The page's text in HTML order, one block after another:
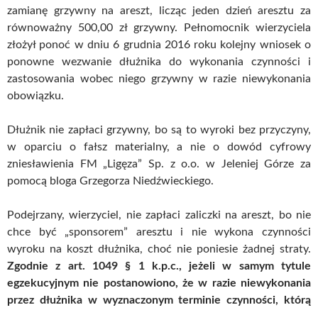
zamianę grzywny na areszt, licząc jeden dzień aresztu za
równoważny 500,00 zł grzywny. Pełnomocnik wierzyciela
złożył ponoć w dniu 6 grudnia 2016 roku kolejny wniosek o
ponowne wezwanie dłużnika do wykonania czynności i
zastosowania wobec niego grzywny w razie niewykonania
obowiązku.
Dłużnik nie zapłaci grzywny, bo są to wyroki bez przyczyny,
w oparciu o fałsz materialny, a nie o dowód cyfrowy
zniesławienia FM „Ligęza” Sp. z o.o. w Jeleniej Górze za
pomocą bloga Grzegorza Niedźwieckiego.
Podejrzany, wierzyciel, nie zapłaci zaliczki na areszt, bo nie
chce być „sponsorem” aresztu i nie wykona czynności
wyroku na koszt dłużnika, choć nie poniesie żadnej straty.
Zgodnie z art. 1049 § 1 k.p.c., jeżeli w samym tytule
egzekucyjnym nie postanowiono, że w razie niewykonania
przez dłużnika w wyznaczonym terminie czynności, którą